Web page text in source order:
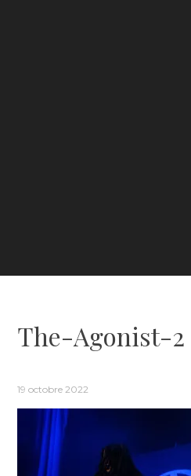
The-Agonist-2
19 octobre 2022